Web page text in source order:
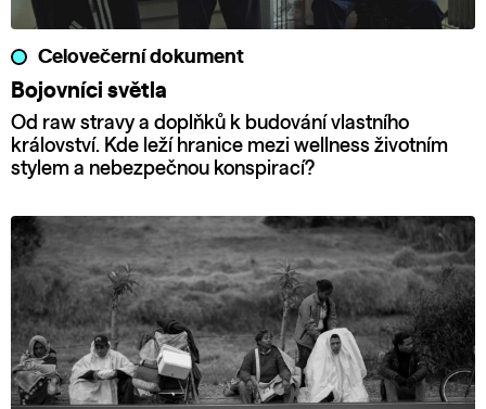
Celovečerní dokument
Bojovníci světla
Od raw stravy a doplňků k budování vlastního
království. Kde leží hranice mezi wellness životním
stylem a nebezpečnou konspirací?